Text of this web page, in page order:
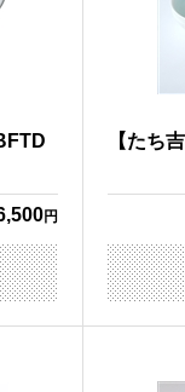
円
【たち